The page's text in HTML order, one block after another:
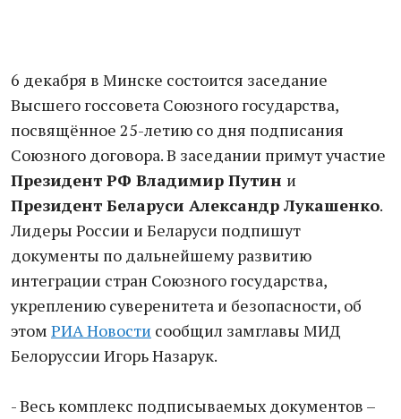
6 декабря в Минске состоится заседание
Высшего госсовета Союзного государства,
посвящённое 25-летию со дня подписания
Союзного договора. В заседании примут участие
Президент РФ Владимир Путин и
Президент Беларуси Александр Лукашенко.
Лидеры России и Беларуси подпишут
документы по дальнейшему развитию
интеграции стран Союзного государства,
укреплению суверенитета и безопасности, об
этом РИА Новости сообщил замглавы МИД
Белоруссии Игорь Назарук.
- Весь комплекс подписываемых документов –